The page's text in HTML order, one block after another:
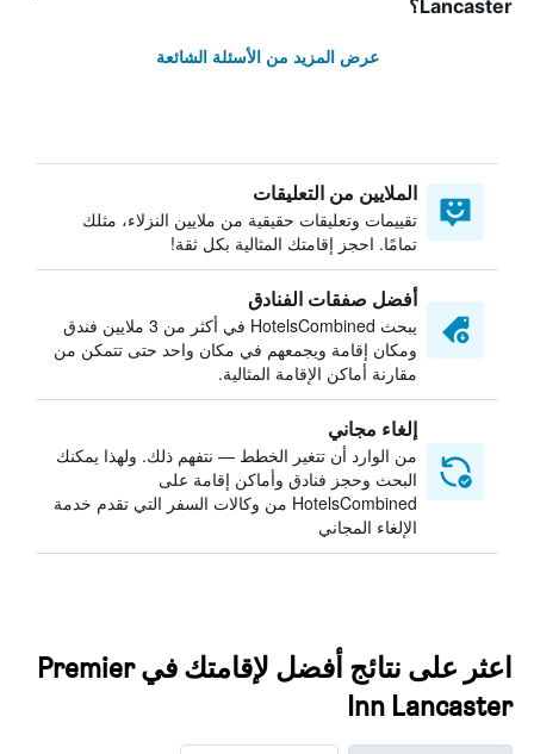
Lancaster؟
عرض المزيد من الأسئلة الشائعة
الملايين من التعليقات
تقييمات وتعليقات حقيقية من ملايين النزلاء، مثلك
تمامًا. احجز إقامتك المثالية بكل ثقة!
أفضل صفقات الفنادق
يبحث HotelsCombined في أكثر من 3 ملايين فندق
ومكان إقامة ويجمعهم في مكان واحد حتى تتمكن من
مقارنة أماكن الإقامة المثالية.
إلغاء مجاني
من الوارد أن تتغير الخطط — نتفهم ذلك. ولهذا يمكنك
البحث وحجز فنادق وأماكن إقامة على
HotelsCombined من وكالات السفر التي تقدم خدمة
الإلغاء المجاني
اعثر على نتائج أفضل لإقامتك في Premier
Inn Lancaster